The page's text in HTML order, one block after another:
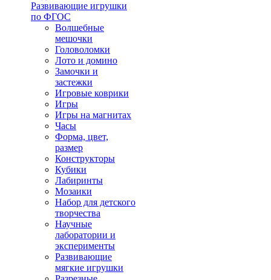
Развивающие игрушки
по ФГОС
Волшебные
мешочки
Головоломки
Лото и домино
Замочки и
застежки
Игровые коврики
Игры
Игры на магнитах
Часы
Форма, цвет,
размер
Конструкторы
Кубики
Лабиринты
Мозаики
Набор для детского
творчества
Научные
лаборатории и
эксперименты
Развивающие
мягкие игрушки